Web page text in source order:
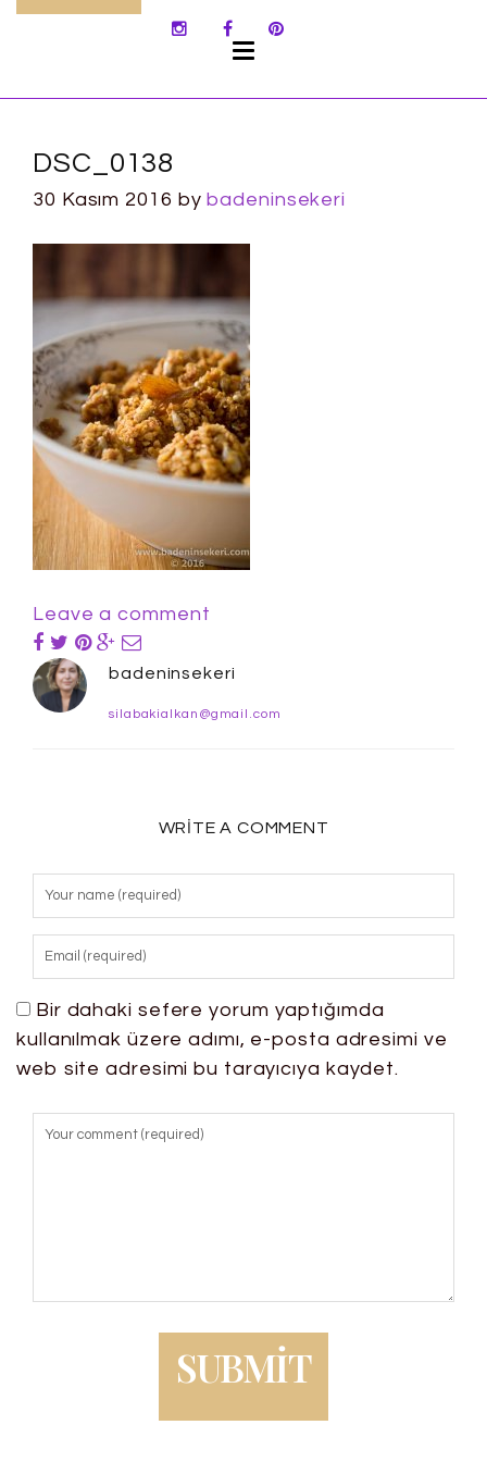
DSC_0138
30 Kasım 2016 bybadeninsekeri
Leave a comment
badeninsekeri
silabakialkan@gmail.com
WRITE A COMMENT
Bir dahaki sefere yorum yaptığımda
kullanılmak üzere adımı, e-posta adresimi ve
web site adresimi bu tarayıcıya kaydet.